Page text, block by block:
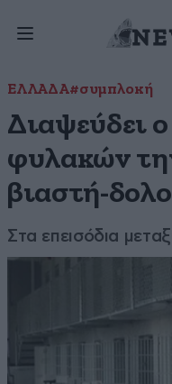
ΕΛΛΑΔΑ#συμπλοκή
Διαψεύδει
φυλακών
βιαστή-
Στα επεισόδια